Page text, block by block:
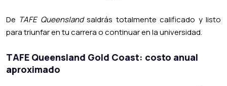
De TAFE Queenslandsaldrás totalmente calificado y listo
para triunfar en tu carrera o continuar en la universidad.
TAFE Queensland Gold Coast: costo anual
aproximado